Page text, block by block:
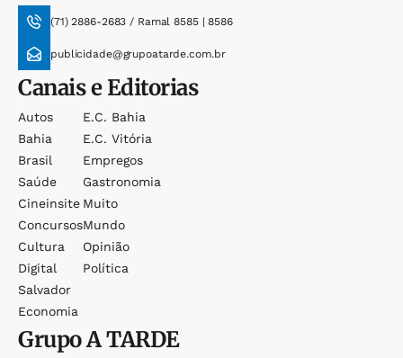
(71) 2886-2683 / Ramal 8585 | 8586
publicidade@grupoatarde.com.br
Canais e Editorias
Autos
Bahia
Brasil
Saúde
Cineinsite
Concursos
Cultura
Digital
Salvador
Economia
E.c. Bahia
E.c. Vitória
Empregos
Gastronomia
Muito
Mundo
Opinião
Política
GrupoA TARDE